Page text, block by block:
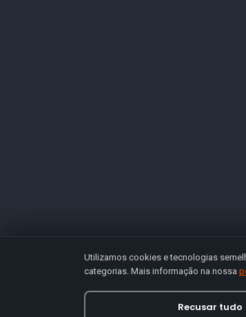
Utilizamos cookies e tecnologias
categorias. Mais informação na nossa
Recusar tudo